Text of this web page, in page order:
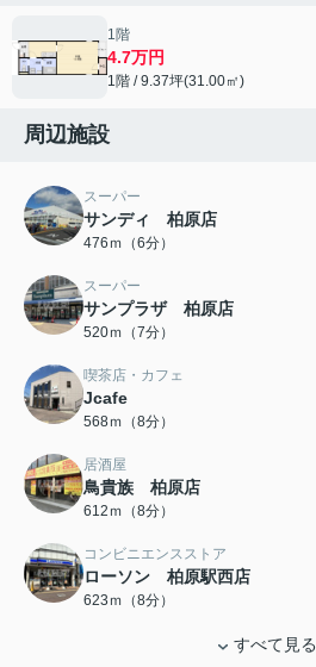
1階
4.7万円
1階 / 9.37坪(31.00㎡)
周辺施設
スーパー
サンディ 柏原店
476ｍ（6分）
スーパー
サンプラザ 柏原店
520ｍ（7分）
喫茶店・カフェ
Jcafe
568ｍ（8分）
居酒屋
鳥貴族 柏原店
612ｍ（8分）
コンビニエンスストア
ローソン 柏原駅西店
623ｍ（8分）
すべて見る